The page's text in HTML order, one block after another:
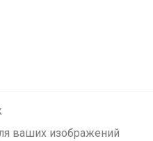
ваших изображений